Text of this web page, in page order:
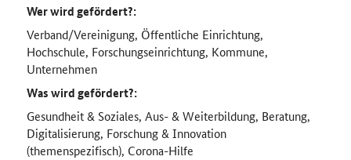
Wer wird gefördert?:
Verband/Vereinigung, Öffentliche Einrichtung,
Hochschule, Forschungseinrichtung, Kommune,
Unternehmen
Was wird gefördert?:
Gesundheit & Soziales, Aus- & Weiterbildung, Beratung,
Digitalisierung, Forschung & Innovation
(themenspezifisch), Corona-Hilfe